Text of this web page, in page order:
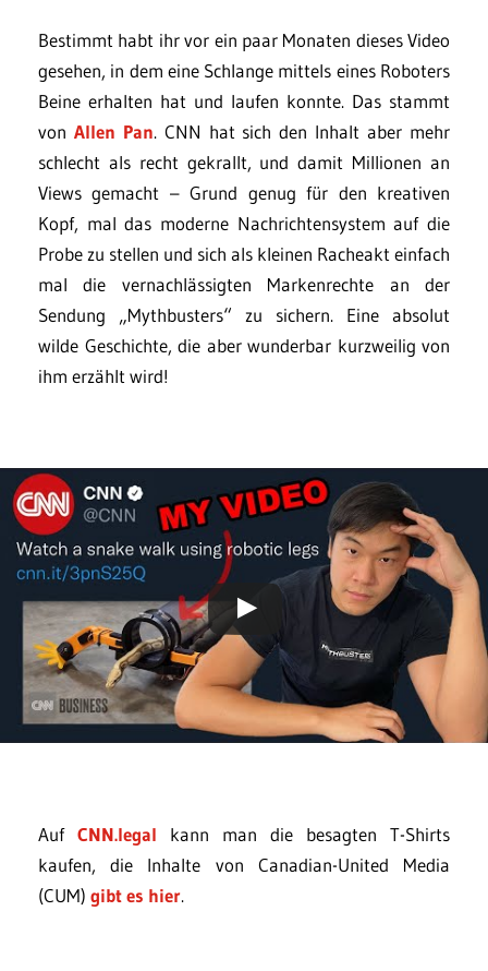
Bestimmt habt ihr vor ein paar Monaten dieses Video
gesehen, in dem eine Schlange mittels eines Roboters
Beine erhalten hat und laufen konnte. Das stammt
von Allen Pan. CNN hat sich den Inhalt aber mehr
schlecht als recht gekrallt, und damit Millionen an
Views gemacht – Grund genug für den kreativen
Kopf, mal das moderne Nachrichtensystem auf die
Probe zu stellen und sich als kleinen Racheakt einfach
mal die vernachlässigten Markenrechte an der
Sendung „Mythbusters“ zu sichern. Eine absolut
wilde Geschichte, die aber wunderbar kurzweilig von
ihm erzählt wird!
Auf CNN.legal kann man die besagten T-Shirts
kaufen, die Inhalte von Canadian-United Media
(CUM) gibt es hier.